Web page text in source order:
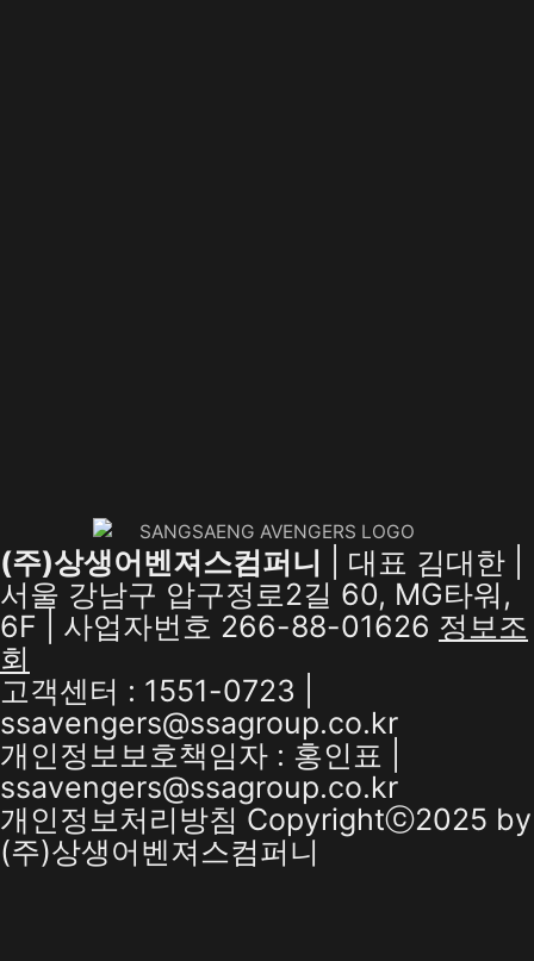
(주)상생어벤져스컴퍼니 | 대표 김대한 |
서울 강남구 압구정로2길 60, MG타워,
6F | 사업자번호 266-88-01626 정보조
회
고객센터 : 1551-0723 |
ssavengers@ssagroup.co.kr
개인정보보호책임자 : 홍인표 |
ssavengers@ssagroup.co.kr
개인정보처리방침 Copyrightⓒ2025 by
(주)상생어벤져스컴퍼니